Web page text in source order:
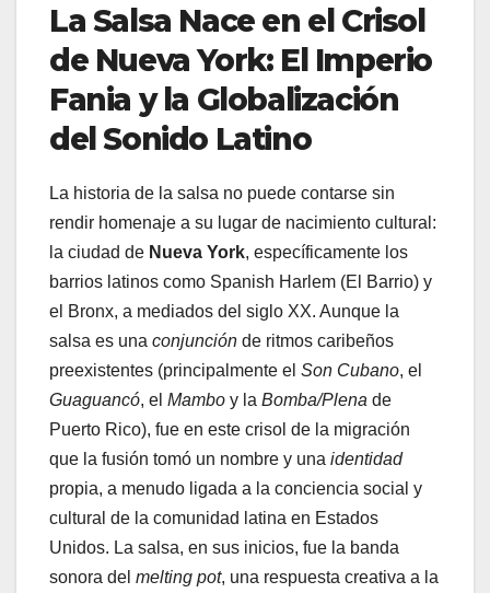
La Salsa Nace en el Crisol
de Nueva York: El Imperio
Fania y la Globalización
del Sonido Latino
La historia de la salsa no puede contarse sin
rendir homenaje a su lugar de nacimiento cultural:
la ciudad de Nueva York, específicamente los
barrios latinos como Spanish Harlem (El Barrio) y
el Bronx, a mediados del siglo XX. Aunque la
salsa es una conjunción de ritmos caribeños
preexistentes (principalmente el Son Cubano, el
Guaguancó, el Mambo y la Bomba/Plena de
Puerto Rico), fue en este crisol de la migración
que la fusión tomó un nombre y una identidad
propia, a menudo ligada a la conciencia social y
cultural de la comunidad latina en Estados
Unidos. La salsa, en sus inicios, fue la banda
sonora del melting pot, una respuesta creativa a la